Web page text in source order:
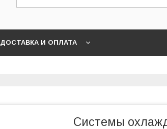
ДОСТАВКА И ОПЛАТА
Системы